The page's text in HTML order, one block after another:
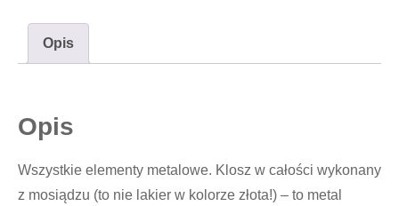
Opis
Opis
Wszystkie elementy metalowe. Klosz w całości wykonany
z mosiądzu (to nie lakier w kolorze złota!) – to metal